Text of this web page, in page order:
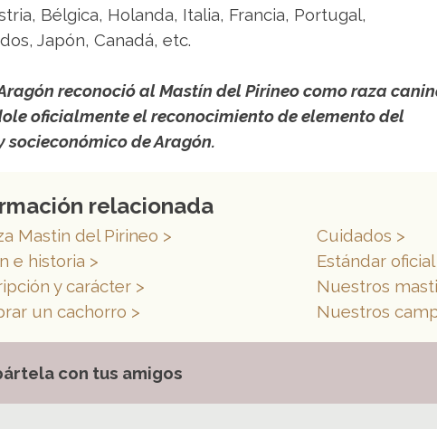
Bélgica, Holanda, Italia, Francia, Portugal,
Japón, Canadá, etc.
reconoció al Mastín del Pirineo como raza
oficialmente el reconocimiento de elemento del
de Aragón.
relacionada
Mastin del Pirineo >
e historia >
y carácter>
un cachorro >
Cuidados >
Estándar oficial
Nuestros
Nuestros
con tus amigos